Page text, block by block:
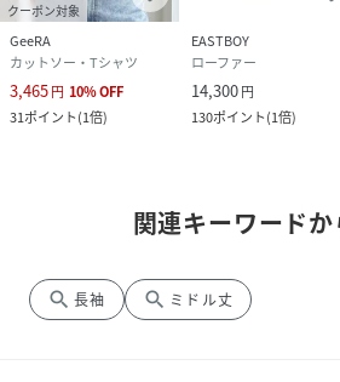
クーポン対象
GeeRA
カットソー・Tシャツ
3,465円 10%OFF
31ポイント(1倍)
EASTBOY
ローファー
14,300円
130ポイント(1倍)
関連キーワード
search 長袖 search ミドル丈